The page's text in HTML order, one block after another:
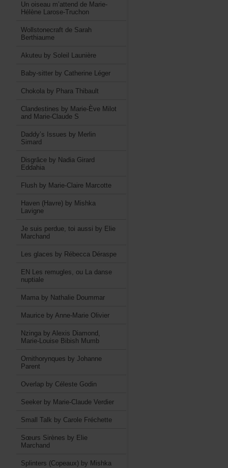
Unoiseaum’attenddeMarie-
HélèneLarose-Truchon
WollstonecraftdeSarah
Berthiaume
AkuteubySoleilLaunière
Baby-sitterbyCatherineLéger
ChokolabyPharaThibault
ClandestinesbyMarie-ÈveMilot
andMarie-ClaudeS
Daddy’sIssuesbyMerlin
Simard
DisgrâcebyNadiaGirard
Eddahia
FlushbyMarie-ClaireMarcotte
Haven(Havre)byMishka
Lavigne
Jesuisperdue,toiaussibyElie
Marchand
LesglacesbyRébeccaDéraspe
ENLesremugles,ouLadanse
nuptiale
MamabyNathalieDoummar
MauricebyAnne-MarieOlivier
NzingabyAlexisDiamond,
Marie-LouiseBibishMumb
OrnithorynquesbyJohanne
Parent
OverlapbyCélesteGodin
SeekerbyMarie-ClaudeVerdier
SmallTalkbyCaroleFréchette
SœursSirènesbyElie
Marchand
Splinters(Copeaux)byMishka